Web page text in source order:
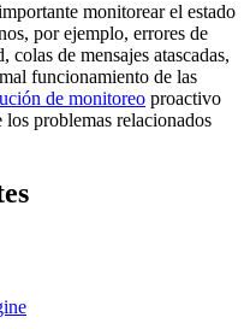
monitorear el estado
por ejemplo, errores de
colas de mensajes atascadas,
funcionamiento de las
de monitoreo proactivo
problemas relacionados